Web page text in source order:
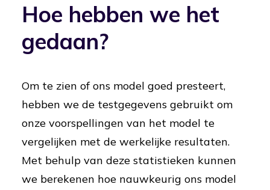
Hoe hebben we het
gedaan?
Om te zien of ons model goed presteert,
hebben we de testgegevens gebruikt om
onze voorspellingen van het model te
vergelijken met de werkelijke resultaten.
Met behulp van deze statistieken kunnen
we berekenen hoe nauwkeurig ons model